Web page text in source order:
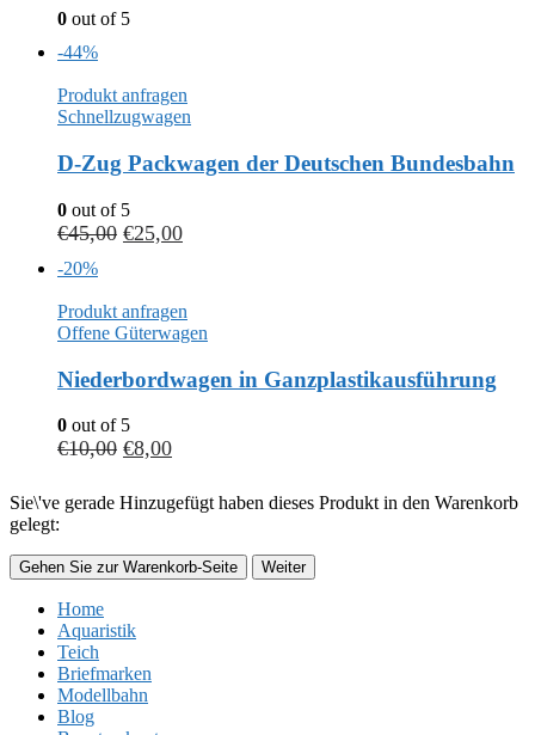
0 out of 5
-44%
Produkt anfragen
Schnellzugwagen
D-Zug Packwagen der Deutschen Bundesbahn
0 out of 5
€45,00 €25,00
-20%
Produkt anfragen
Offene Güterwagen
Niederbordwagen in Ganzplastikausführung
0 out of 5
€10,00 €8,00
Sie\'ve gerade Hinzugefügt haben dieses Produkt in den Warenkorb
gelegt:
Gehen Sie zur Warenkorb-Seite Weiter
Home
Aquaristik
Teich
Briefmarken
Modellbahn
Blog